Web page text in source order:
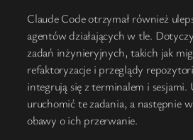
Claude Code otrzymał również
agentów działających w tle.
zadań inżynieryjnych, takich jak
refaktoryzacje i przeglądy
integrują się z terminalem i
uruchomić te zadania, a następnie
obawy o ich przerwanie.